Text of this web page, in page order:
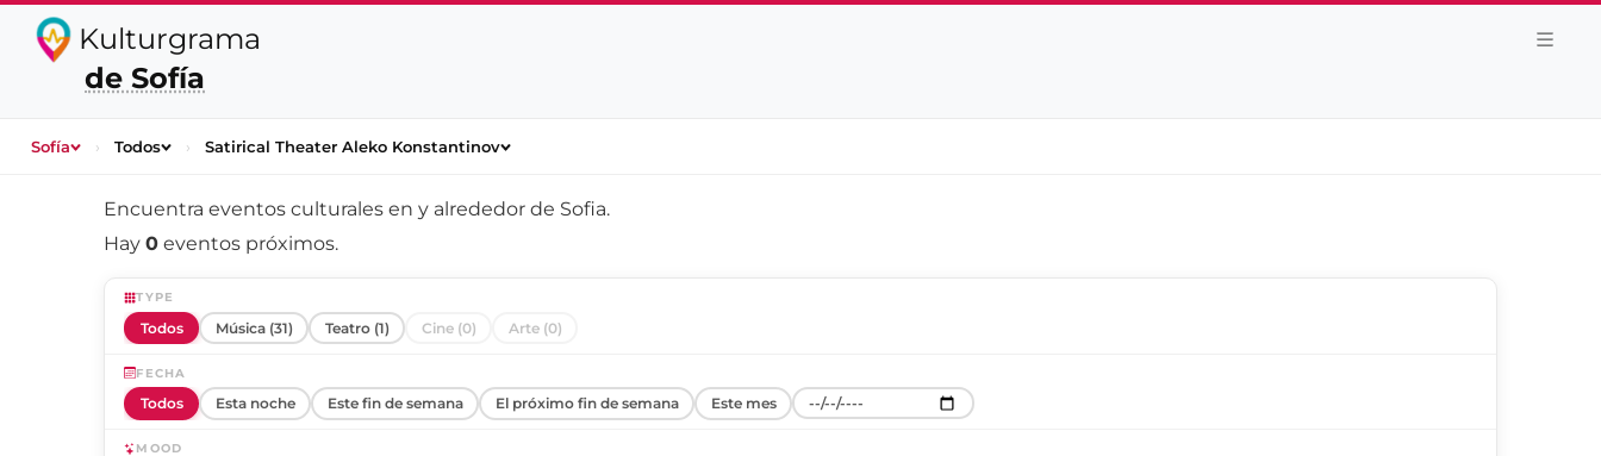
Kulturgrama
de Sofía
Sofía › Todos › Satirical Theater Aleko Konstantinov
Encuentra eventos culturales en y alrededor de Sofia.
Hay 0 eventos próximos.
TYPE
Todos Música (31) Teatro (1) Cine (0) Arte (0)
FECHA
Todos Esta noche Este fin de semana El próximo fin de semana Este mes
MOOD